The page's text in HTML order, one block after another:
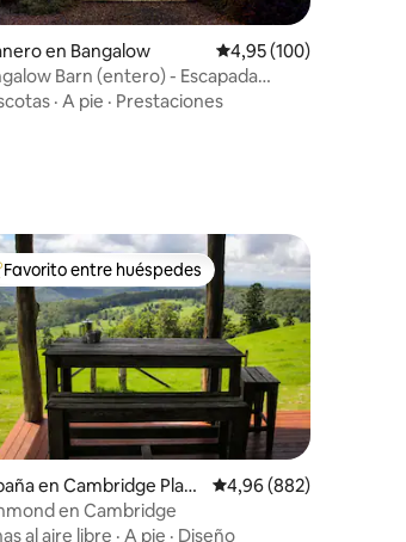
4,84 de 5. 154 evaluaciones
en Bangalow Calificación promedio:
4,95 (100)
Barn (entero) - Escapada
para 2
· A pie · Prestaciones
4,99 de 5. 311 evaluaciones
entre los huéspedes más destacados
Favorito entre huéspedes
en Cambridge Plate
Calificación promedio:
4,96 (882)
en Cambridge
al aire libre · A pie · Diseño